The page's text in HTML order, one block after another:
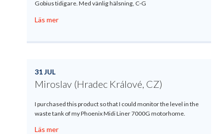
Gobius tidigare. Med vänlig hälsning, C-G
Läs mer
31 JUL
Miroslav (Hradec Králové, CZ)
I purchased this product so that I could monitor the level in the
waste tank of my Phoenix Midi Liner 7000G motorhome.
Läs mer